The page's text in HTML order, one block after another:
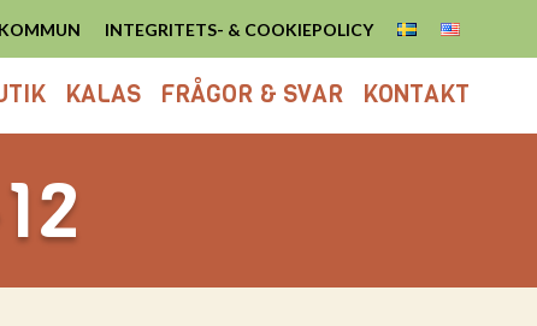
INTEGRITETS- & COOKIEPOLICY
KALAS FRÅGOR & SVAR KONTAKT